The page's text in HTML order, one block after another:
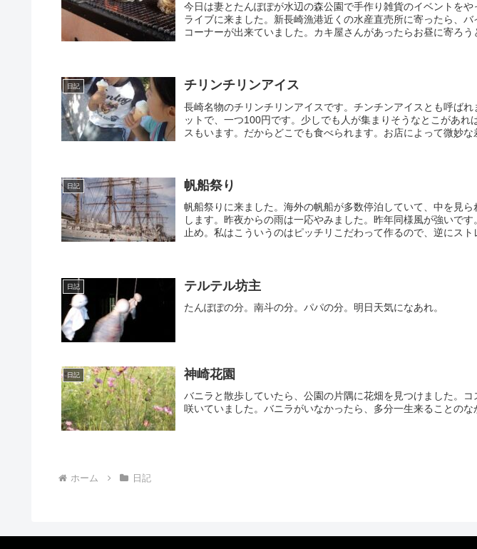
今日は妻とたんぽぽが水辺の森公園で手作り雑貨のイベントを
ライブに来ました。新長崎漁港近くの水産直売所に寄ったら、
コーナーが出来ていました。カキ屋さんがあったらお昼に寄ろう
日記 チリンチリンアイス
長崎名物のチリンチリンアイスです。チンチンアイスとも呼ば
ットで、一つ100円です。少しでも人が集まりそうなとこがあれ
スもいます。だからどこでも食べられます。お店によって微妙な
日記 帆船祭り
帆船祭りに来ました。海外の帆船が多数停泊していて、中を見
します。昨夜からの雨は一応やみました。昨年同様風が強いで
止め。私はこういうのはピッチリこだわって作るので、逆にスト
日記 テルテル坊主
たんぽぽの分。南斗の分。パパの分。明日天気になあれ。
日記 神崎花園
バニラと散歩していたら、公園の片隅に花畑を見つけました。
咲いていました。バニラがいなかったら、多分一生来ることのな
ホーム 日記